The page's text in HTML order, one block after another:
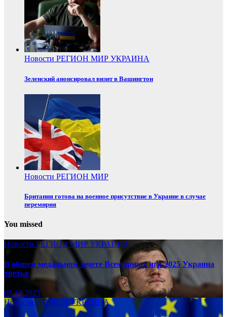
Новости РЕГИОН МИР УКРАИНА
Зеленский анонсировал визит в Вашингтон
Новости РЕГИОН МИР
Британия готова на военное присутствие в Украине в случае
перемирия
You missed
Новости РЕГИОНМИР УКРАИНА
В общем медальном зачете Всемирных игр-2025 Украина
третья
08.17.2025
НовостиРЕГИОНУКРАИНА